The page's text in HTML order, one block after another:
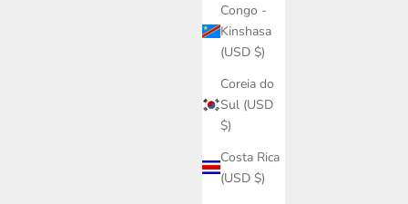
Congo -
Kinshasa
(USD $)
Coreia do
Sul (USD
$)
Costa Rica
(USD $)